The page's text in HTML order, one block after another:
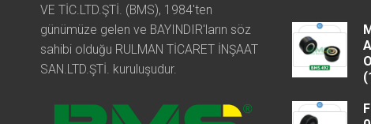
VE TİC.LTD.ŞTİ. (BMS), 1984'ten
günümüze gelen ve BAYINDIR'ların söz
sahibi olduğu RULMAN TİCARET İNŞAAT
SAN.LTD.ŞTİ. kuruluşudur.